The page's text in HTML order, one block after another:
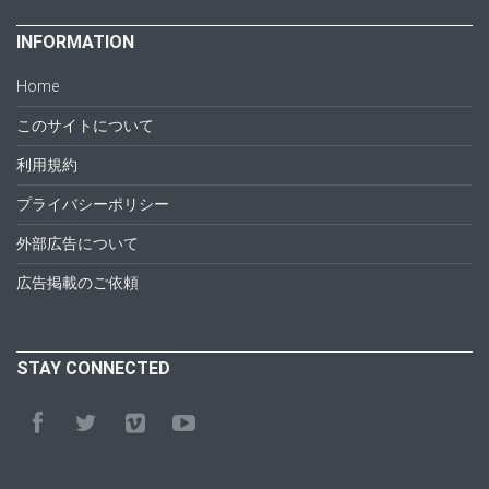
INFORMATION
Home
このサイトについて
利用規約
プライバシーポリシー
外部広告について
広告掲載のご依頼
STAY CONNECTED